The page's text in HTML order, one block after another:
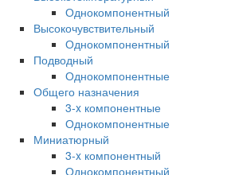
Однокомпонентный
Высокочувствительный
Однокомпонентный
Подводный
Однокомпонентные
Общего назначения
3-x компонентные
Однокомпонентные
Миниатюрный
3-x компонентный
Однокомпонентный